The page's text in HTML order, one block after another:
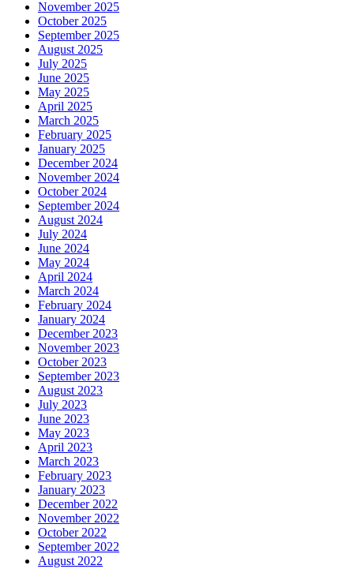
November 2025
October 2025
September 2025
August 2025
July 2025
June 2025
May 2025
April 2025
March 2025
February 2025
January 2025
December 2024
November 2024
October 2024
September 2024
August 2024
July 2024
June 2024
May 2024
April 2024
March 2024
February 2024
January 2024
December 2023
November 2023
October 2023
September 2023
August 2023
July 2023
June 2023
May 2023
April 2023
March 2023
February 2023
January 2023
December 2022
November 2022
October 2022
September 2022
August 2022